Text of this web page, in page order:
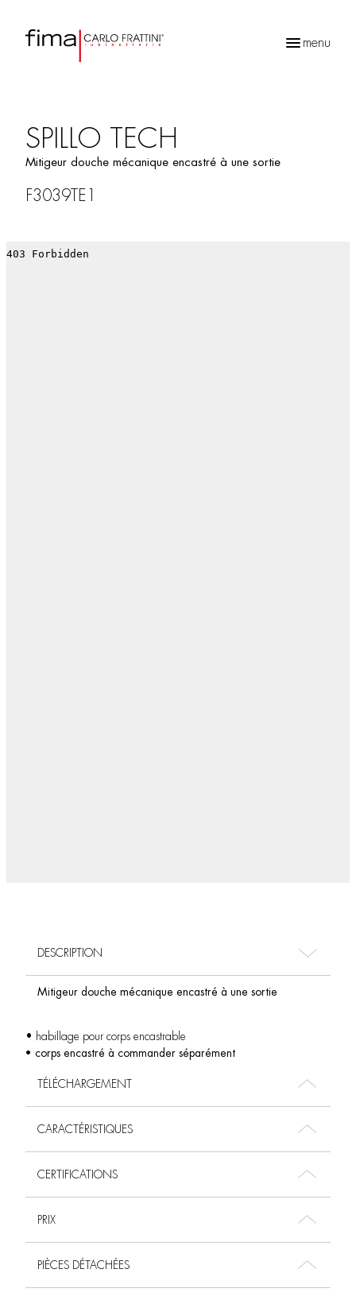
menu
SPILLO TECH
Mitigeur douche mécanique encastré à une sortie
F3039TE1
DESCRIPTION
Mitigeur douche mécanique encastré à une sortie
• habillage pour corps encastrable
• corps encastré à commander séparément
TÉLÉCHARGEMENT
CARACTÉRISTIQUES
CERTIFICATIONS
PRIX
PIÈCES DÉTACHÉES